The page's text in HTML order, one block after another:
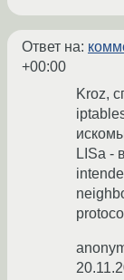
Ответ на:
+00:00
Kroz,
LISa -